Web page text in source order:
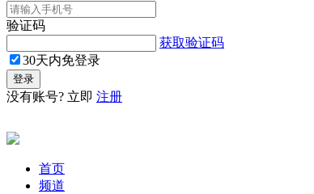
验证码
获取验证码
30天内免登录
没有账号? 立即 注册
首页
频道